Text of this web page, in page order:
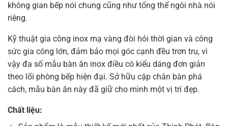
không gian bếp nói chung cũng như tổng thể ngôi nhà nói
riêng.
Kỹ thuật gia công inox mạ vàng đòi hỏi thời gian và công
sức gia công lớn, đảm bảo mọi góc cạnh đều trơn tru, vì
vậy đa số mẫu bàn ăn inox điều có kiểu dáng đơn giản
theo lối phòng bếp hiện đại. Sở hữu cặp chân bàn phá
cách, mẫu bàn ăn này đã giữ cho mình một vị trí đẹp.
Chất liệu: